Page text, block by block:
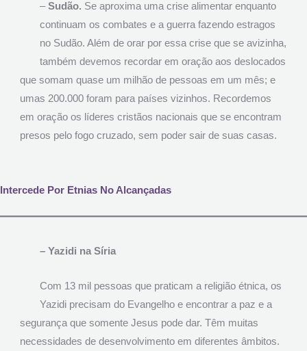
–Sudão. Se aproxima uma crise alimentar enquanto
continuam os combates e a guerra fazendo estragos
no Sudão. Além de orar por essa crise que se avizinha,
também devemos recordar em oração aos deslocados
que somam quase um milhão de pessoas em um mês; e
umas 200.000 foram para países vizinhos. Recordemos
em oração os líderes cristãos nacionais que se encontram
presos pelo fogo cruzado, sem poder sair de suas casas.
Intercede Por Etnias No Alcançadas
– Yazidi na Síria
Com 13 mil pessoas que praticam a religião étnica, os
Yazidi precisam do Evangelho e encontrar a paz e a
segurança que somente Jesus pode dar. Têm muitas
necessidades de desenvolvimento em diferentes âmbitos.